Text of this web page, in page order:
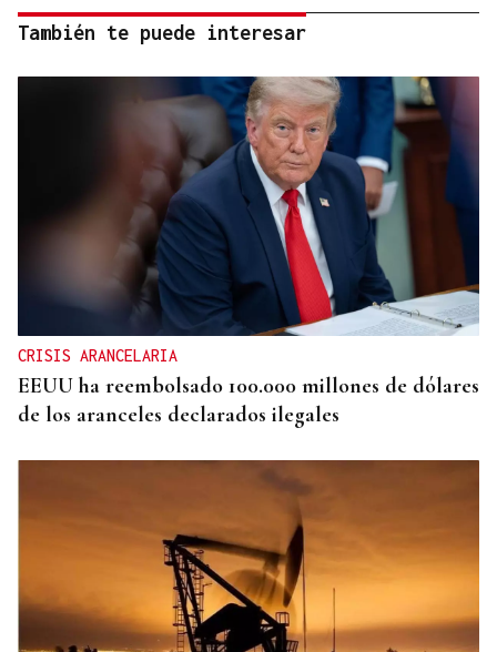
También te puede interesar
CRISIS ARANCELARIA
EEUU ha reembolsado 100.000 millones de dólares
de los aranceles declarados ilegales